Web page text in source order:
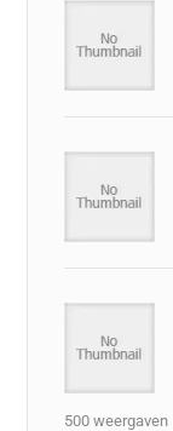
500 weergaven